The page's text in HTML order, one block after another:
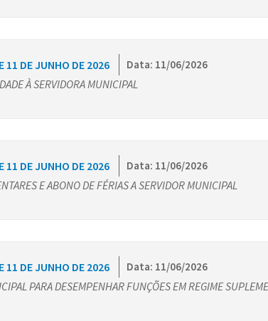
11 DE JUNHO DE 2026 Data: 11/06/2026
À SERVIDORA MUNICIPAL
11 DE JUNHO DE 2026 Data: 11/06/2026
E ABONO DE FÉRIAS A SERVIDOR MUNICIPAL
11 DE JUNHO DE 2026 Data: 11/06/2026
PARA DESEMPENHAR FUNÇÕES EM REGIME